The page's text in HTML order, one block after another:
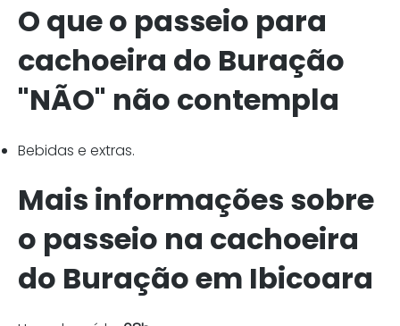
O que o passeio para
cachoeira do Buração
"NÃO" não contempla
Bebidas e extras.
Mais informações sobre
o passeio na cachoeira
do Buração em Ibicoara